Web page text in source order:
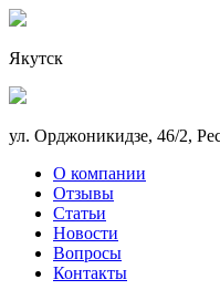
Якутск
ул. Орджоникидзе, 46/2,
О компании
Отзывы
Статьи
Новости
Вопросы
Контакты